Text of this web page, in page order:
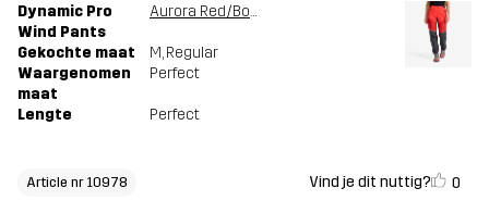
Dynamic Pro
Wind Pants
Aurora Red/Bossa Nova
Gekochte maat M, Regular
Waargenomen
maat
Perfect
Lengte Perfect
Article nr 10978 Vind je dit nuttig? 0